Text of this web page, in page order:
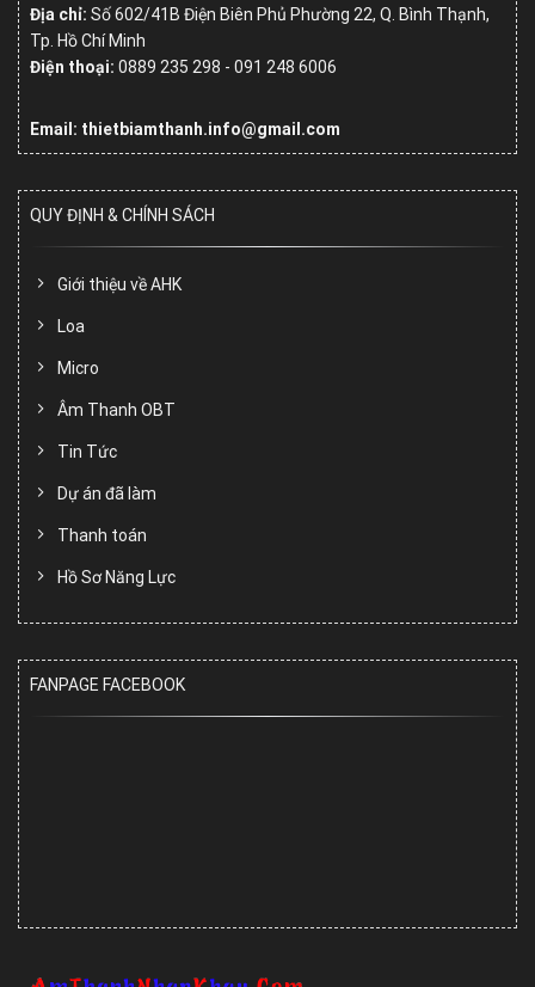
Địa chỉ: Số602/41B Điện Biên Phủ Phường 22, Q. Bình Thạnh,
Tp. Hồ Chí Minh
Điện thoại: 0889 235 298 - 091 248 6006
Email: thietbiamthanh.info@gmail.com
QUY ĐỊNH & CHÍNH SÁCH
Giới thiệu về AHK
Loa
Micro
Âm Thanh OBT
Tin Tức
Dự án đã làm
Thanh toán
Hồ Sơ Năng Lực
FANPAGE FACEBOOK